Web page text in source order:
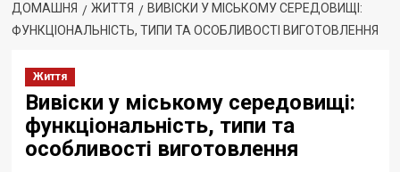
ДОМАШНЯ ЖИТТЯ
ВИВІСКИ У МІСЬКОМУ СЕРЕДОВИЩІ:
ФУНКЦІОНАЛЬНІСТЬ, ТИПИ ТА ОСОБЛИВОСТІ ВИГОТОВЛЕННЯ
Життя
Вивіски у міському середовищі:
функціональність, типи та
особливості виготовлення